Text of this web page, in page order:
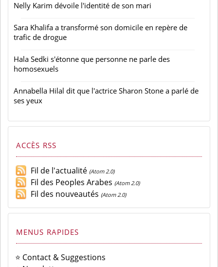
Nelly Karim dévoile l'identité de son mari
Sara Khalifa a transformé son domicile en repère de
trafic de drogue
Hala Sedki s'étonne que personne ne parle des
homosexuels
Annabella Hilal dit que l'actrice Sharon Stone a parlé de
ses yeux
ACCÈS RSS
Fil de l'actualité (Atom 2.0)
Fil des Peoples Arabes (Atom 2.0)
Fil des nouveautés (Atom 2.0)
MENUS RAPIDES
⭐ Contact & Suggestions